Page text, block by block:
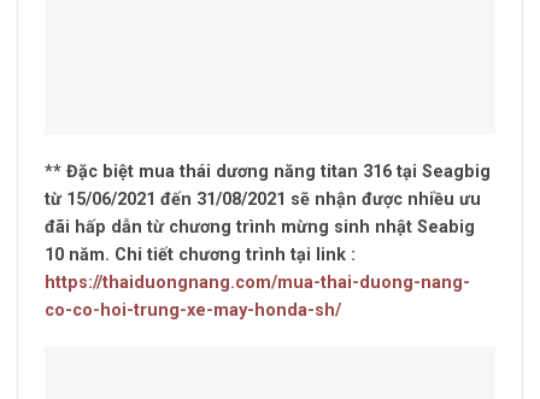
** Đặc biệt mua thái dương năng titan 316 tại Seagbig
từ 15/06/2021 đến 31/08/2021 sẽ nhận được nhiều ưu
đãi hấp dẫn từ chương trình mừng sinh nhật Seabig
10 năm. Chi tiết chương trình tại link :
https://thaiduongnang.com/mua-thai-duong-nang-
co-co-hoi-trung-xe-may-honda-sh/